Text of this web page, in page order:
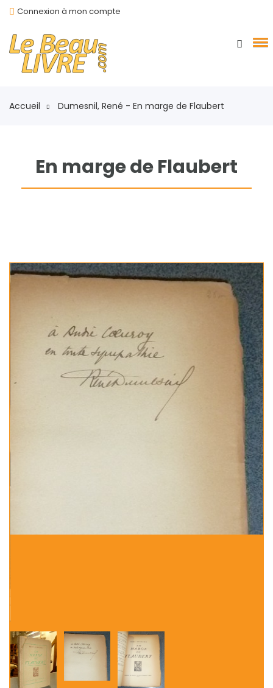
Connexion à mon compte
Accueil Dumesnil, René - En marge de Flaubert
En marge de Flaubert